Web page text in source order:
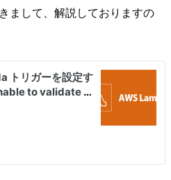
まして、解説しておりますの